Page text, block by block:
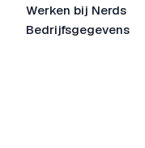
Werken bij Nerds
Bedrijfsgegevens